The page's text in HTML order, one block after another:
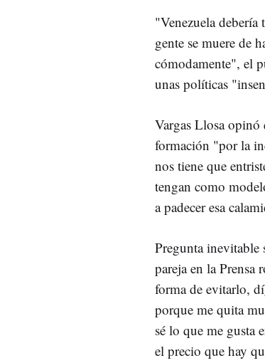
"Venezuela
gente se muere de
cómodamente", el
unas políticas
Vargas Llosa opinó
formación "por la
nos tiene que
tengan como
a padecer esa
Pregunta inevitable
pareja en la Prensa
forma de evitarlo,
porque me quita
sé lo que me gusta
el precio que hay